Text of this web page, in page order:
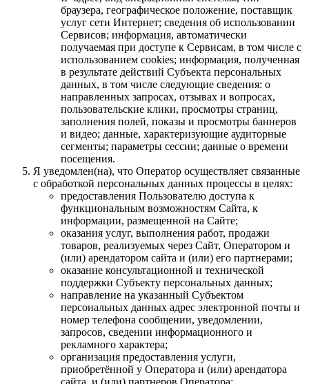
браузера, географическое положение, поставщик
услуг сети Интернет; сведения об использовании
Сервисов; информация, автоматически
получаемая при доступе к Сервисам, в том числе с
использованием cookies; информация, полученная
в результате действий Субъекта персональных
данных, в том числе следующие сведения: о
направленных запросах, отзывах и вопросах,
пользовательские клики, просмотры страниц,
заполнения полей, показы и просмотры баннеров
и видео; данные, характеризующие аудиторные
сегменты; параметры сессии; данные о времени
посещения.
Я уведомлен(на), что Оператор осуществляет связанные
с обработкой персональных данных процессы в целях:
предоставления Пользователю доступа к
функциональным возможностям Сайта, к
информации, размещенной на Сайте;
оказания услуг, выполнения работ, продажи
товаров, реализуемых через Сайт, Оператором и
(или) арендатором сайта и (или) его партнерами;
оказание консультационной и технической
поддержки Субъекту персональных данных;
направление на указанный Субъектом
персональных данных адрес электронной почты и
номер телефона сообщении, уведомлении,
запросов, сведении информационного и
рекламного характера;
организация предоставления услуги,
приобретённой у Оператора и (или) арендатора
сайта, и (или) партнеров Оператора;